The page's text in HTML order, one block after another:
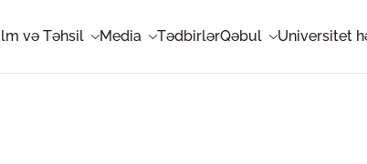
və Təhsil Media TədbirlərQəbul Universitet